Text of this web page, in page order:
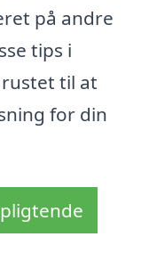
på andre
tips i
til at
for din